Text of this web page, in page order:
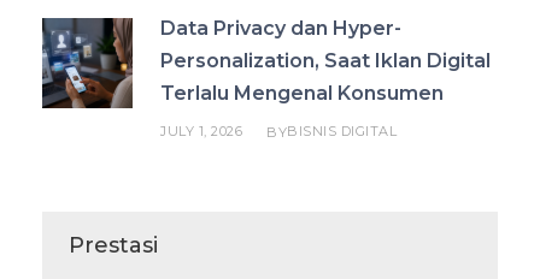
Data Privacy dan Hyper-
Personalization, Saat Iklan Digital
Terlalu Mengenal Konsumen
JULY 1, 2026 BYBISNIS DIGITAL
Prestasi